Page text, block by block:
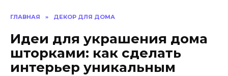
ГЛАВНАЯ » ДЕКОР ДЛЯ ДОМА
Идеи для украшения дома
шторками: как сделать
интерьер уникальным